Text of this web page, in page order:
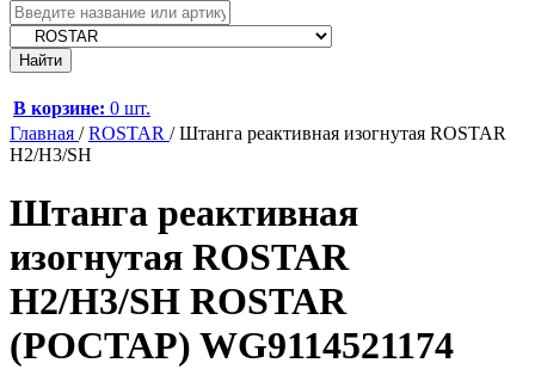
В корзине: 0 шт.
Главная /ROSTAR /Штанга реактивная изогнутая ROSTAR
H2/H3/SH
Штанга реактивная
изогнутая ROSTAR
H2/H3/SH ROSTAR
(РОСТАР) WG9114521174